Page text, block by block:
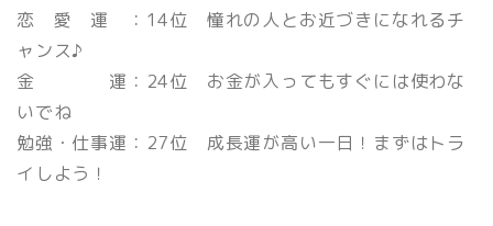
恋 愛 運 ：14位 憧れの人とお近づきになれるチ
ャンス♪
金 運：24位 お金が入ってもすぐには使わな
いでね
勉強・仕事運：27位 成長運が高い一日！まずはトラ
イしよう！